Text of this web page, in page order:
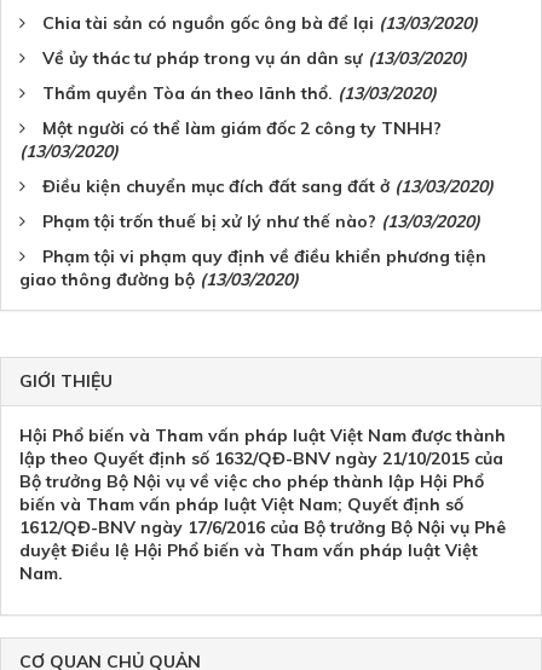
Chia tài sản có nguồn gốc ông bà để lại (13/03/2020)
Về ủy thác tư pháp trong vụ án dân sự (13/03/2020)
Thẩm quyền Tòa án theo lãnh thổ. (13/03/2020)
Một người có thể làm giám đốc 2 công ty TNHH?
(13/03/2020)
Điều kiện chuyển mục đích đất sang đất ở (13/03/2020)
Phạm tội trốn thuế bị xử lý như thế nào? (13/03/2020)
Phạm tội vi phạm quy định về điều khiển phương tiện
giao thông đường bộ (13/03/2020)
GIỚI THIỆU
Hội Phổ biến và Tham vấn pháp luật Việt Nam được thành
lập theo Quyết định số 1632/QĐ-BNV ngày 21/10/2015 của
Bộ trưởng Bộ Nội vụ về việc cho phép thành lập Hội Phổ
biến và Tham vấn pháp luật Việt Nam; Quyết định số
1612/QĐ-BNV ngày 17/6/2016 của Bộ trưởng Bộ Nội vụ Phê
duyệt Điều lệ Hội Phổ biến và Tham vấn pháp luật Việt
Nam.
CƠ QUAN CHỦ QUẢN